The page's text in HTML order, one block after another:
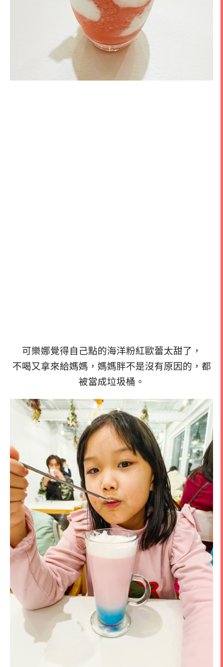
可樂娜覺得自己點的海洋粉紅歐蕾太甜了，
不喝又拿來給媽媽，媽媽胖不是沒有原因的，都
被當成垃圾桶。